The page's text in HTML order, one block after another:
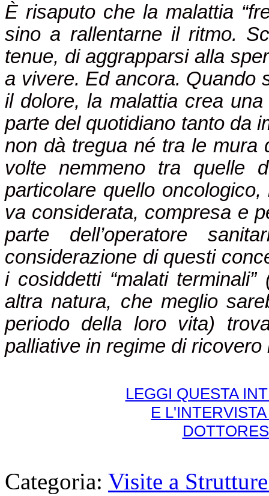
È risaputo che la malattia
sino a rallentarne il ritmo.
tenue, di aggrapparsi alla
a vivere. Ed ancora. Quando
il dolore, la malattia crea
parte del quotidiano tanto da
non dà tregua né tra le
volte nemmeno tra quelle
particolare quello
va considerata, compresa e
parte dell’operatore
considerazione di questi
i cosiddetti “malati
altra natura, che meglio
periodo della loro vita)
palliative in regime di
LEGGI QUESTA
E
Categoria: Visite a